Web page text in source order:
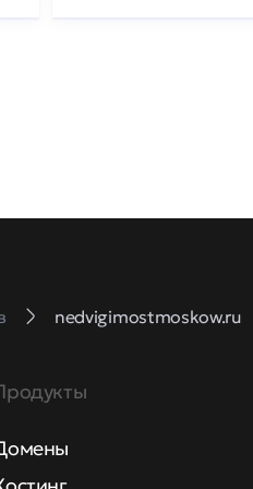
nedvigimostmoskow.ru